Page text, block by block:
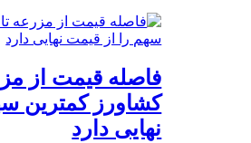
فاصله قیمت از
کشاورز کمترین
نهایی دارد